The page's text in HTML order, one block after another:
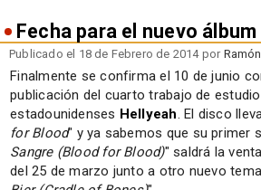
Fecha para el nuevo
Publicado el 18 de Febrero de 2014 por
Finalmente se confirma el 10 de junio
publicación del cuarto trabajo de
estadounidenses Hellyeah. El disco
for Blood" y ya sabemos que su primer
Sangre (Blood for Blood)" saldrá la
del 25 de marzo junto a otro nuevo